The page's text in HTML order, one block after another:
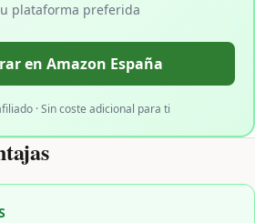
plataforma preferida
en Amazon España
· Sin coste adicional para ti